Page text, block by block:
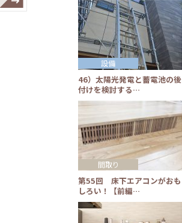
46）太陽光発電と蓄電池の後
付けを検討する…
設備
第55回 床下エアコンがおも
しろい！【前編…
間取り